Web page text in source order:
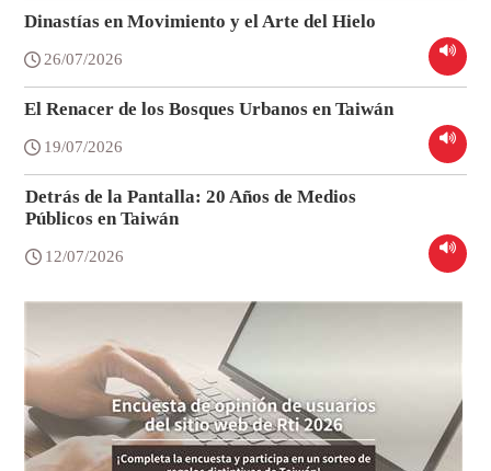
Dinastías en Movimiento y el Arte del Hielo
26/07/2026
El Renacer de los Bosques Urbanos en Taiwán
19/07/2026
Detrás de la Pantalla: 20 Años de Medios
Públicos en Taiwán
12/07/2026